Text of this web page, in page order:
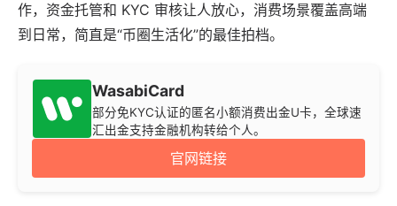
作，资金托管和 KYC 审核让人放心，消费场景覆盖高端
到日常，简直是“币圈生活化”的最佳拍档。
WasabiCard
部分免KYC认证的匿名小额消费出金U卡，全球速
汇出金支持金融机构转给个人。
官网链接